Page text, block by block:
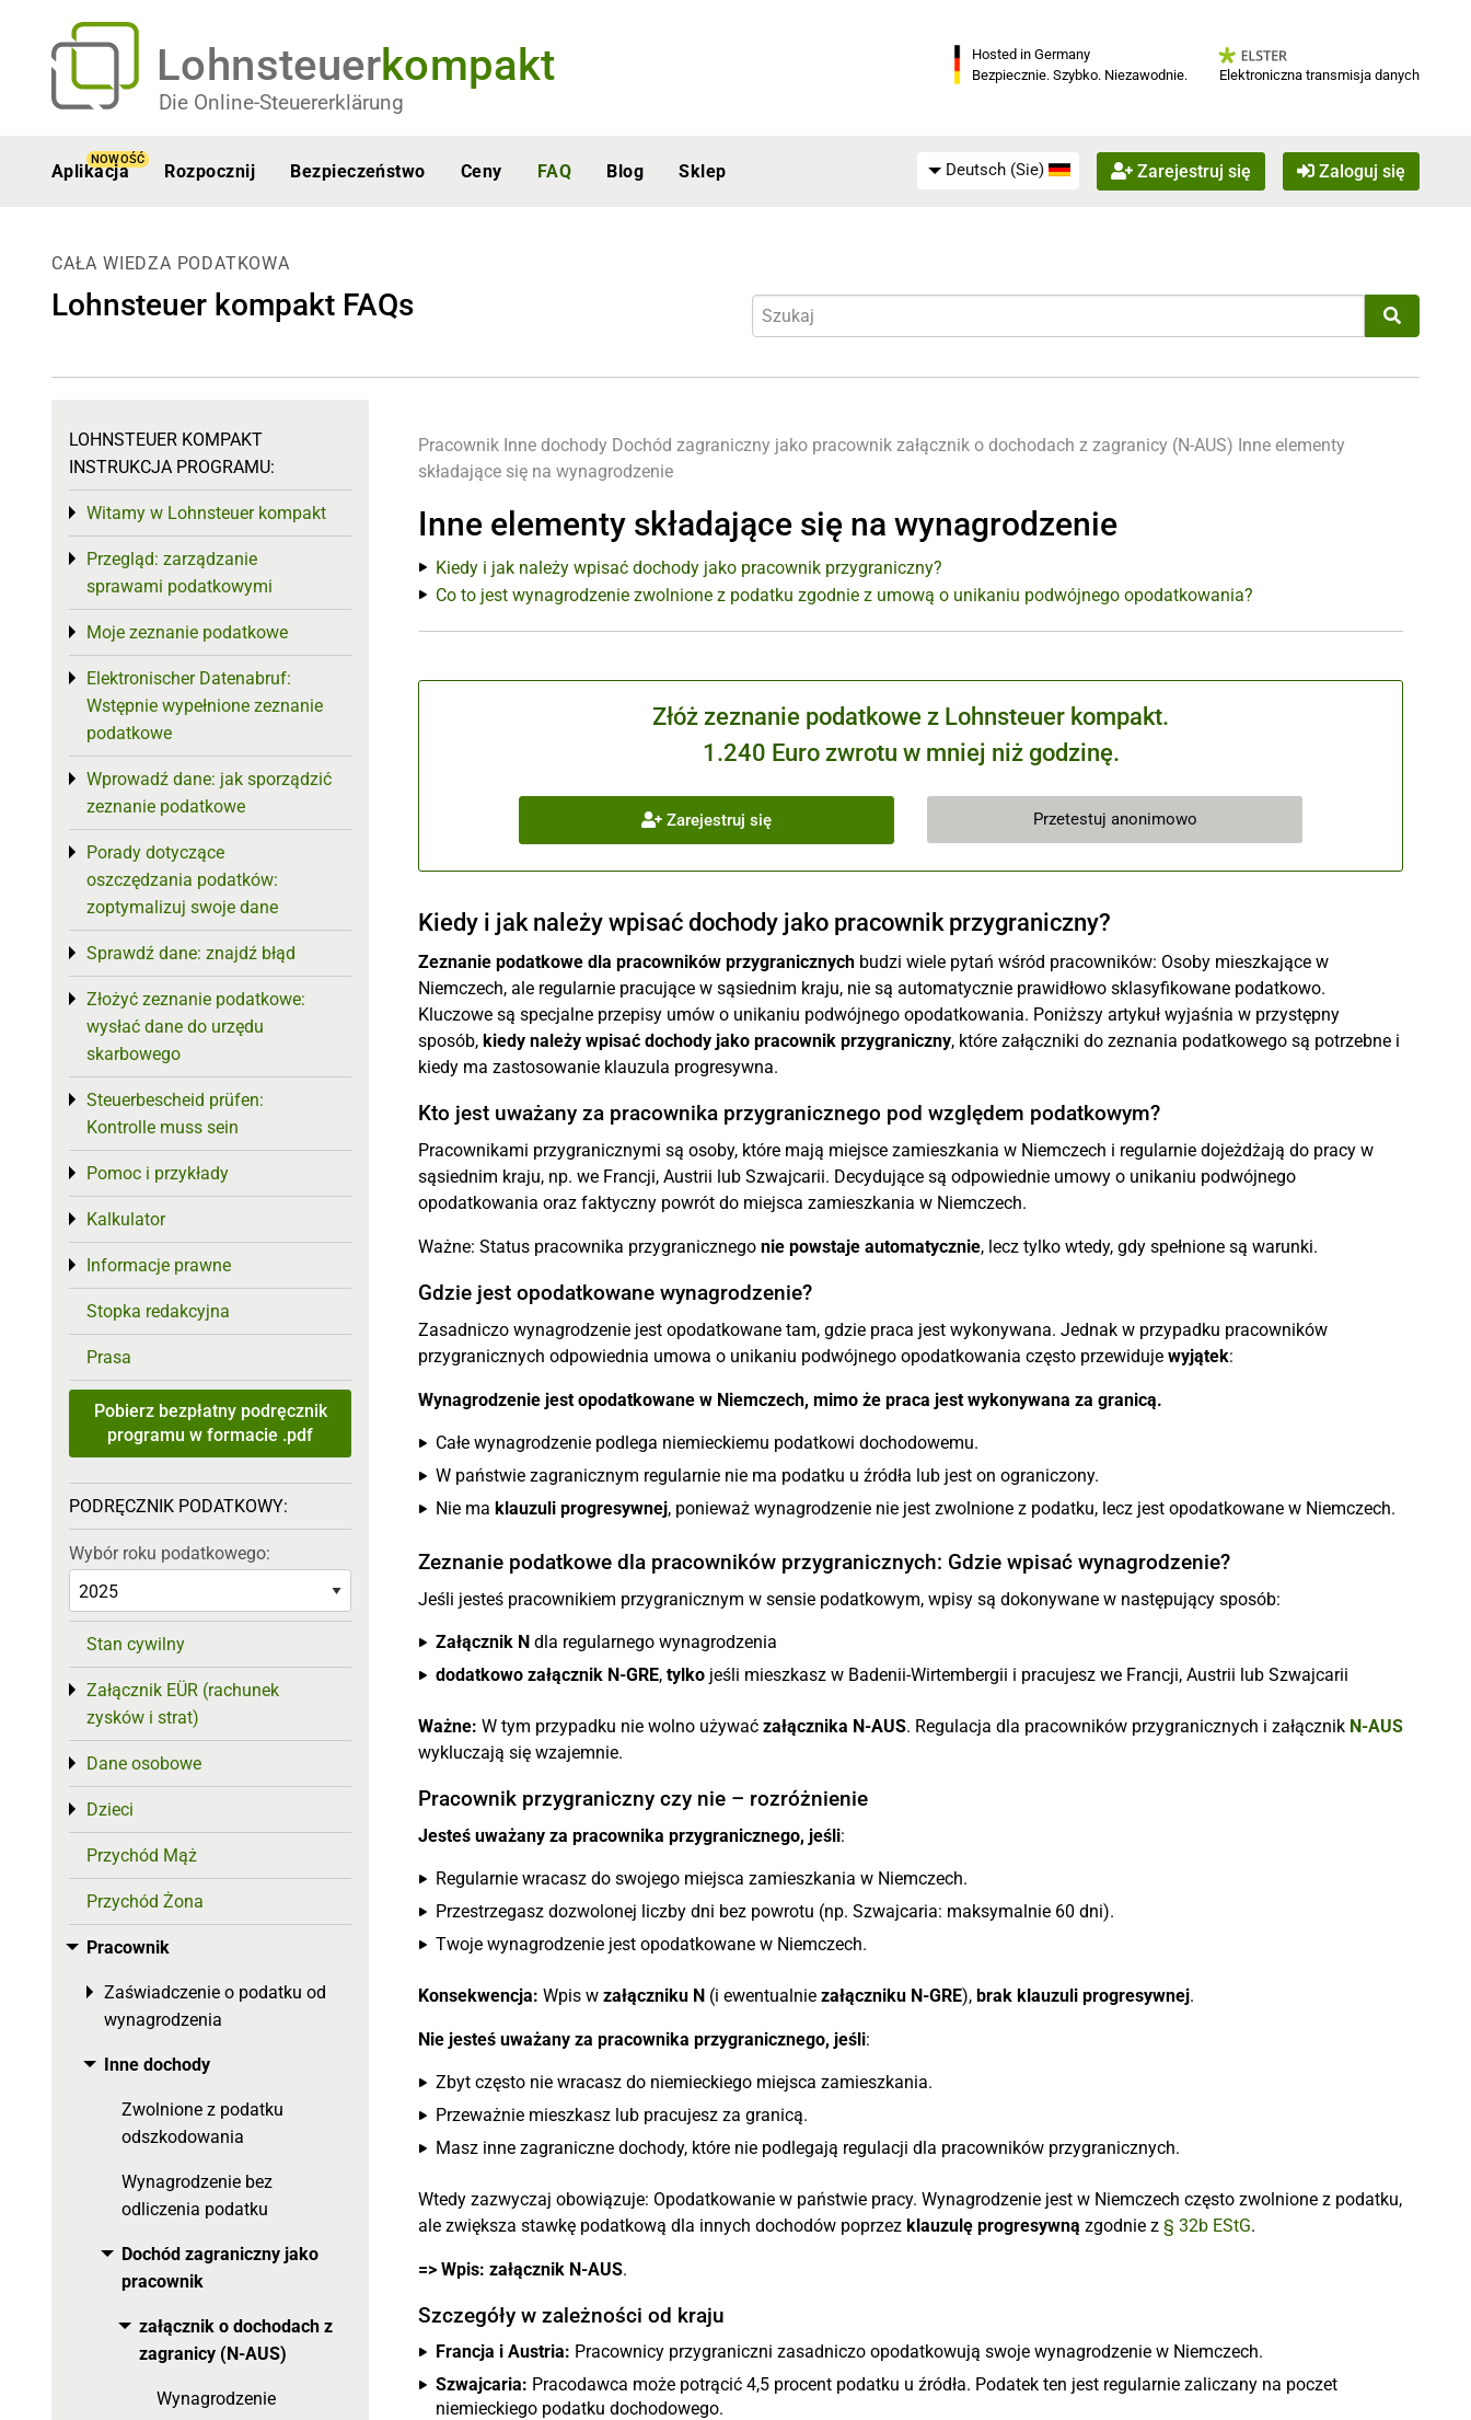
Lohnsteuerkompakt
Die Online-Steuererklärung
Hosted in Germany
Bezpiecznie. Szybko. Niezawodnie.
Elektroniczna transmisja danych
Aplikacja
NOWOŚĆ
Rozpocznij Bezpieczeństwo Ceny FAQ Blog Sklep Deutsch (Sie) Zarejestruj się Zaloguj się
CAŁA WIEDZA PODATKOWA
Lohnsteuer kompakt FAQs
Pracownik Inne dochody Dochód zagraniczny jako pracownik załącznik o dochodach z zagranicy (N-AUS) Inne elementy
składające się na wynagrodzenie
Inne elementy składające się na wynagrodzenie
Kiedy i jak należy wpisać dochody jako pracownik przygraniczny?
Co to jest wynagrodzenie zwolnione z podatku zgodnie z umową o unikaniu podwójnego opodatkowania?
Złóż zeznanie podatkowe z Lohnsteuer kompakt.
1.240 Euro zwrotu w mniej niż godzinę.
Zarejestruj się Przetestuj anonimowo
Kiedy i jak należy wpisać dochody jako pracownik przygraniczny?
Zeznanie podatkowe dla pracowników przygranicznych budzi wiele pytań wśród pracowników: Osoby mieszkające w
Niemczech, ale regularnie pracujące w sąsiednim kraju, nie są automatycznie prawidłowo sklasyfikowane podatkowo.
Kluczowe są specjalne przepisy umów o unikaniu podwójnego opodatkowania. Poniższy artykuł wyjaśnia w przystępny
sposób, kiedy należy wpisać dochody jako pracownik przygraniczny, które załączniki do zeznania podatkowego są potrzebne i
kiedy ma zastosowanie klauzula progresywna.
Kto jest uważany za pracownika przygranicznego pod względem podatkowym?
Pracownikami przygranicznymi są osoby, które mają miejsce zamieszkania w Niemczech i regularnie dojeżdżają do pracy w
sąsiednim kraju, np. we Francji, Austrii lub Szwajcarii. Decydujące są odpowiednie umowy o unikaniu podwójnego
opodatkowania oraz faktyczny powrót do miejsca zamieszkania w Niemczech.
Ważne: Status pracownika przygranicznego nie powstaje automatycznie, lecz tylko wtedy, gdy spełnione są warunki.
Gdzie jest opodatkowane wynagrodzenie?
Zasadniczo wynagrodzenie jest opodatkowane tam, gdzie praca jest wykonywana. Jednak w przypadku pracowników
przygranicznych odpowiednia umowa o unikaniu podwójnego opodatkowania często przewiduje wyjątek:
Wynagrodzenie jest opodatkowane w Niemczech, mimo że praca jest wykonywana za granicą.
Całe wynagrodzenie podlega niemieckiemu podatkowi dochodowemu.
W państwie zagranicznym regularnie nie ma podatku u źródła lub jest on ograniczony.
Nie ma klauzuli progresywnej, ponieważ wynagrodzenie nie jest zwolnione z podatku, lecz jest opodatkowane w Niemczech.
Zeznanie podatkowe dla pracowników przygranicznych: Gdzie wpisać wynagrodzenie?
Jeśli jesteś pracownikiem przygranicznym w sensie podatkowym, wpisy są dokonywane w następujący sposób:
Załącznik N dla regularnego wynagrodzenia
dodatkowo załącznik N-GRE, tylko jeśli mieszkasz w Badenii-Wirtembergii i pracujesz we Francji, Austrii lub Szwajcarii
Ważne: W tym przypadku nie wolno używać załącznika N-AUS. Regulacja dla pracowników przygranicznych i załącznik N-AUS
wykluczają się wzajemnie.
Pracownik przygraniczny czy nie – rozróżnienie
Jesteś uważany za pracownika przygranicznego, jeśli:
Regularnie wracasz do swojego miejsca zamieszkania w Niemczech.
Przestrzegasz dozwolonej liczby dni bez powrotu (np. Szwajcaria: maksymalnie 60 dni).
Twoje wynagrodzenie jest opodatkowane w Niemczech.
Konsekwencja: Wpis w załączniku N (i ewentualnie załączniku N-GRE), brak klauzuli progresywnej.
Nie jesteś uważany za pracownika przygranicznego, jeśli:
Zbyt często nie wracasz do niemieckiego miejsca zamieszkania.
Przeważnie mieszkasz lub pracujesz za granicą.
Masz inne zagraniczne dochody, które nie podlegają regulacji dla pracowników przygranicznych.
Wtedy zazwyczaj obowiązuje: Opodatkowanie w państwie pracy. Wynagrodzenie jest w Niemczech często zwolnione z podatku,
ale zwiększa stawkę podatkową dla innych dochodów poprzez klauzulę progresywną zgodnie z § 32b EStG.
=> Wpis: załącznik N-AUS.
Szczegóły w zależności od kraju
Francja i Austria: Pracownicy przygraniczni zasadniczo opodatkowują swoje wynagrodzenie w Niemczech.
Szwajcaria: Pracodawca może potrącić 4,5 procent podatku u źródła. Podatek ten jest regularnie zaliczany na poczet
niemieckiego podatku dochodowego.
LOHNSTEUER KOMPAKT
INSTRUKCJA PROGRAMU:
Witamy w Lohnsteuer kompakt
Toggle menu
Przegląd: zarządzanie
sprawami podatkowymi
Toggle menu
Moje zeznanie podatkowe
Toggle menu
Elektronischer Datenabruf:
Wstępnie wypełnione zeznanie
podatkowe
Toggle menu
Wprowadź dane: jak sporządzić
zeznanie podatkowe
Toggle menu
Porady dotyczące
oszczędzania podatków:
zoptymalizuj swoje dane
Toggle menu
Sprawdź dane: znajdź błąd
Toggle menu
Złożyć zeznanie podatkowe:
wysłać dane do urzędu
skarbowego
Toggle menu
Steuerbescheid prüfen:
Kontrolle muss sein
Toggle menu
Pomoc i przykłady
Toggle menu
Kalkulator
Toggle menu
Informacje prawne
Toggle menu
Stopka redakcyjna
Prasa
Pobierz bezpłatny podręcznik
programu w formacie .pdf
PODRĘCZNIK PODATKOWY:
Wybór roku podatkowego:
Stan cywilny
Załącznik EÜR (rachunek
zysków i strat)
Toggle menu
Dane osobowe
Toggle menu
Dzieci
Toggle menu
Przychód Mąż
Przychód Żona
Pracownik
Toggle menu
Zaświadczenie o podatku od
wynagrodzenia
Toggle menu
Inne dochody
Toggle menu
Zwolnione z podatku
odszkodowania
Wynagrodzenie bez
odliczenia podatku
Dochód zagraniczny jako
pracownik
Toggle menu
załącznik o dochodach z
zagranicy (N-AUS)
Toggle menu
Wynagrodzenie